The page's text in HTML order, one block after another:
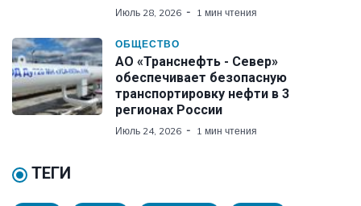
Июль 28, 2026 1 мин чтения
ОБЩЕСТВО
АО «Транснефть - Север»
обеспечивает безопасную
транспортировку нефти в 3
регионах России
Июль 24, 2026 1 мин чтения
ТЕГИ